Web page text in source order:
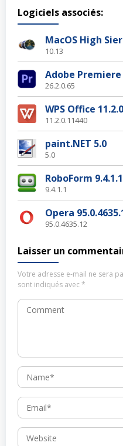
Logiciels associés:
MacOS High
10.13
Adobe Premiere
26.2.0.65
WPS Office
11.2.0.11440
paint.NET 5.0
5.0
RoboForm 9.4.1.1
9.4.1.1
Opera
95.0.4635.12
Laisser un
Votre adresse e-mail ne sera
sont indiqués avec*